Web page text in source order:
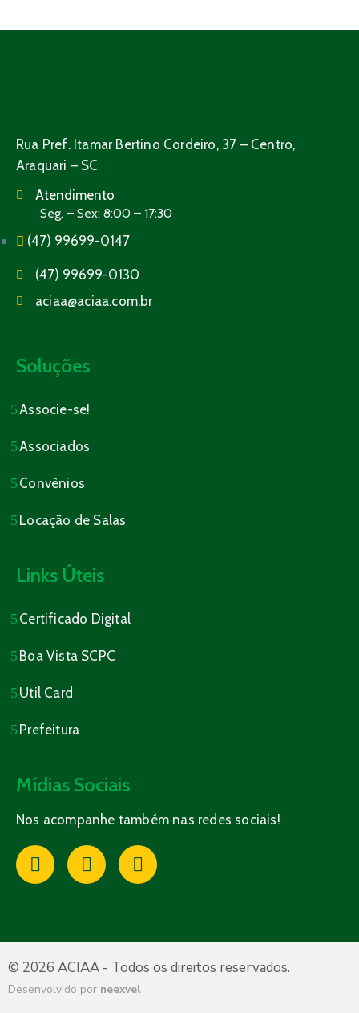
Rua Pref. Itamar Bertino Cordeiro, 37 – Centro,
Araquari – SC
Atendimento
Seg. – Sex: 8:00 – 17:30
(47) 99699-0147
(47) 99699-0130
aciaa@aciaa.com.br
Soluções
Associe-se!
Associados
Convênios
Locação de Salas
Links Úteis
Certificado Digital
Boa Vista SCPC
Util Card
Prefeitura
Mídias Sociais
Nos acompanhe também nas redes sociais!
© 2026 ACIAA - Todos os direitos reservados.
Desenvolvido por neexvel